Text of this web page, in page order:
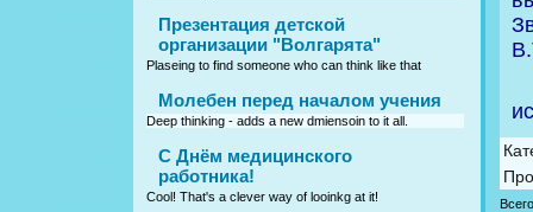
Презентация детской
организации "Волгарята"
Plaseing to find someone who can think like that
Молебен перед началом учения
Deep thinking - adds a new dmiensoin to it all.
C Днём медицинского
работника!
Cool! That's a clever way of looinkg at it!